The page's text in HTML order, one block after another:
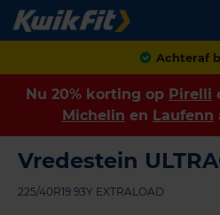
Achteraf
Nu 20% korting op Pirelli
Michelin en Laufenn
Vredestein
225/40R19 93Y EXTRALOAD